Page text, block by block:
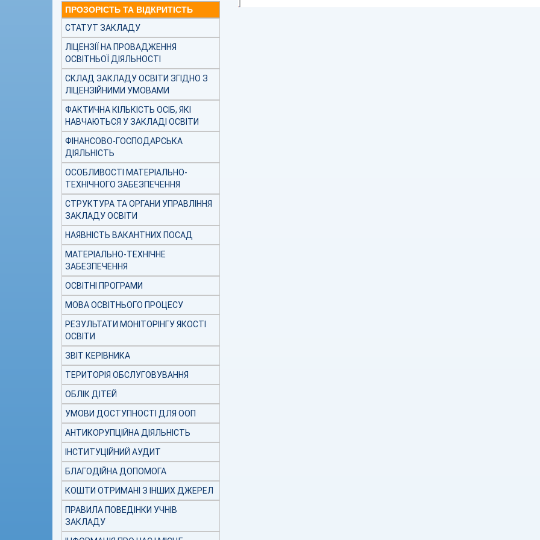
ПРОЗОРІСТЬ ТА ВІДКРИТІСТЬ
СТАТУТ ЗАКЛАДУ
ЛІЦЕНЗІЇ НА ПРОВАДЖЕННЯ
ОСВІТНЬОЇ ДІЯЛЬНОСТІ
СКЛАД ЗАКЛАДУ ОСВІТИ ЗГІДНО З
ЛІЦЕНЗІЙНИМИ УМОВАМИ
ФАКТИЧНА КІЛЬКІСТЬ ОСІБ, ЯКІ
НАВЧАЮТЬСЯ У ЗАКЛАДІ ОСВІТИ
ФІНАНСОВО-ГОСПОДАРСЬКА
ДІЯЛЬНІСТЬ
ОСОБЛИВОСТІ МАТЕРІАЛЬНО-
ТЕХНІЧНОГО ЗАБЕЗПЕЧЕННЯ
СТРУКТУРА ТА ОРГАНИ УПРАВЛІННЯ
ЗАКЛАДУ ОСВІТИ
НАЯВНІСТЬ ВАКАНТНИХ ПОСАД
МАТЕРІАЛЬНО-ТЕХНІЧНЕ
ЗАБЕЗПЕЧЕННЯ
ОСВІТНІ ПРОГРАМИ
МОВА ОСВІТНЬОГО ПРОЦЕСУ
РЕЗУЛЬТАТИ МОНІТОРІНГУ ЯКОСТІ
ОСВІТИ
ЗВІТ КЕРІВНИКА
ТЕРИТОРІЯ ОБСЛУГОВУВАННЯ
ОБЛІК ДІТЕЙ
УМОВИ ДОСТУПНОСТІ ДЛЯ ООП
АНТИКОРУПЦІЙНА ДІЯЛЬНІСТЬ
ІНСТИТУЦІЙНИЙ АУДИТ
БЛАГОДІЙНА ДОПОМОГА
КОШТИ ОТРИМАНІ З ІНШИХ ДЖЕРЕЛ
ПРАВИЛА ПОВЕДІНКИ УЧНІВ
ЗАКЛАДУ